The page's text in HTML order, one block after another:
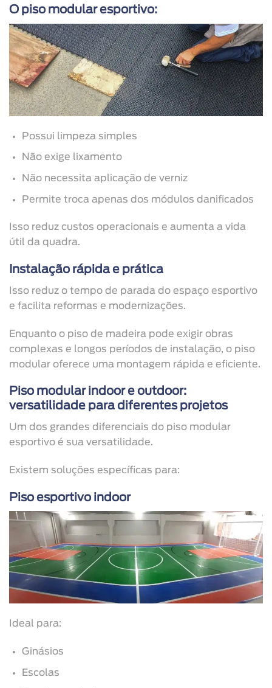
O piso modular esportivo:
Possui limpeza simples
Não exige lixamento
Não necessita aplicação de verniz
Permite troca apenas dos módulos danificados
Isso reduz custos operacionais e aumenta a vida
útil da quadra.
Instalação rápida e prática
Isso reduz o tempo de parada do espaço esportivo
e facilita reformas e modernizações.
Enquanto o piso de madeira pode exigir obras
complexas e longos períodos de instalação, o piso
modular oferece uma montagem rápida e eficiente.
Piso modular indoor e outdoor:
versatilidade para diferentes projetos
Um dos grandes diferenciais do piso modular
esportivo é sua versatilidade.
Existem soluções específicas para:
Piso esportivo indoor
Ideal para:
Ginásios
Escolas